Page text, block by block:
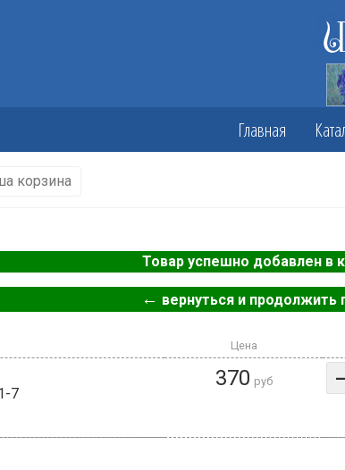
Главная
корзина
Товар успешно добавлен в
← вернуться и продолжить
Цена
7
370 руб